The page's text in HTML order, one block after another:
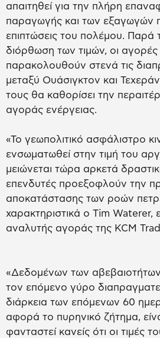
απαιτηθεί για την πλήρη
παραγωγής και των εξαγωγών
επιπτώσεις του πολέμου. Παρά
διόρθωση των τιμών, οι
παρακολουθούν στενά τις
μεταξύ Ουάσιγκτον και
τους θα καθορίσει την
αγοράς ενέργειας.
«Το γεωπολιτικό ασφάλιστρο
ενσωματωθεί στην τιμή του
μειώνεται τώρα αρκετά
επενδυτές προεξοφλούν την
αποκατάστασης των ροών
χαρακτηριστικά ο Tim Waterer,
αναλυτής αγοράς της KCM
«Δεδομένων των
τον επόμενο γύρο
διάρκεια των επόμενων 60
αφορά το πυρηνικό ζήτημα,
φανταστεί κανείς ότι οι τιμές